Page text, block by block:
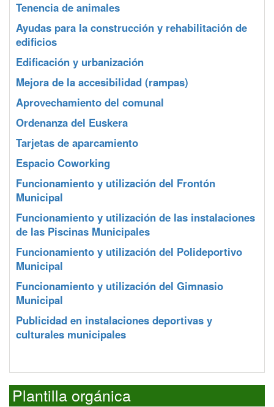
Tenencia de animales
Ayudas para la construcción y rehabilitación de
edificios
Edificación y urbanización
Mejora de la accesibilidad (rampas)
Aprovechamiento del comunal
Ordenanza del Euskera
Tarjetas de aparcamiento
Espacio Coworking
Funcionamiento y utilización del Frontón
Municipal
Funcionamiento y utilización de las instalaciones
de las Piscinas Municipales
Funcionamiento y utilización del Polideportivo
Municipal
Funcionamiento y utilización del Gimnasio
Municipal
Publicidad en instalaciones deportivas y
culturales municipales
Plantilla orgánica